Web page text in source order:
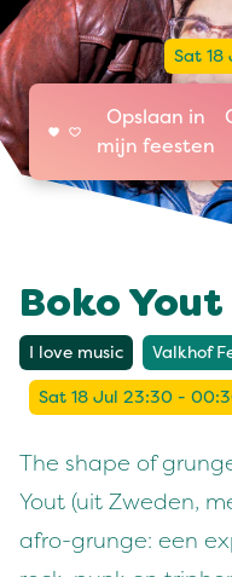
Sat
Opslaan in
mijn feesten
Boko Yout
I love music Valkhof
Sat 18 Jul 23:30 -
The shape of
Yout (uit Zweden,
afro-grunge: een